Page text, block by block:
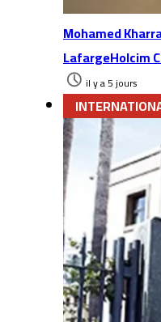
Mohamed
LafargeHolcim
il y a 5 jours